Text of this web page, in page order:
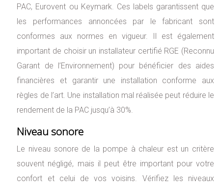
PAC, Eurovent ou Keymark. Ces labels garantissent que
les performances annoncées par le fabricant sont
conformes aux normes en vigueur. Il est également
important de choisir un installateur certifié RGE (Reconnu
Garant de l’Environnement) pour bénéficier des aides
financières et garantir une installation conforme aux
règles de l’art. Une installation mal réalisée peut réduire le
rendement de la PAC jusqu’à 30%.
Niveau sonore
Le niveau sonore de la pompe à chaleur est un critère
souvent négligé, mais il peut être important pour votre
confort et celui de vos voisins. Vérifiez les niveaux